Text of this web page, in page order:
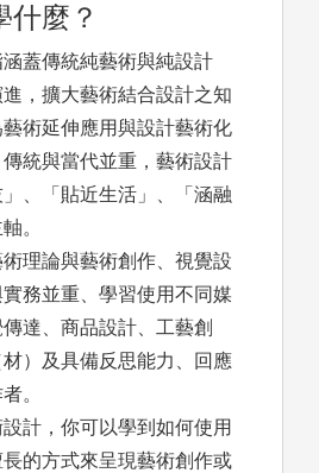
什麼？
蓋傳統純藝術與純設計
，擴大藝術結合設計之知
術延伸應用與設計藝術化
統與當代並重，藝術設計
、「貼近生活」、「涵融
。
理論與藝術創作、視覺設
務並重、學習使用不同媒
達、商品設計、工藝創
）及具備反思能力、回應
。
計，你可以學到如何使用
的方式來呈現藝術創作或